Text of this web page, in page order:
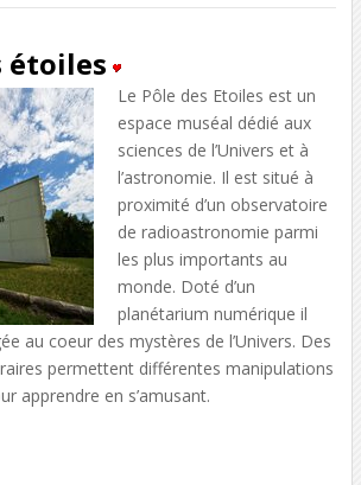
étoiles
Le Pôle des Etoiles est un
espace muséal dédié aux
sciences de l’Univers et à
l’astronomie. Il est situé à
proximité d’un observatoire
de radioastronomie parmi
les plus importants au
monde. Doté d’un
planétarium numérique il
au coeur des mystères de l’Univers. Des
permettent différentes manipulations
apprendre en s’amusant.